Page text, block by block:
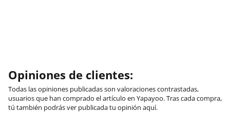
Opiniones de clientes:
Todas las opiniones publicadas son valoraciones contrastadas,
usuarios que han comprado el artículo en Yapayoo. Tras cada compra,
tú también podrás ver publicada tu opinión aquí.